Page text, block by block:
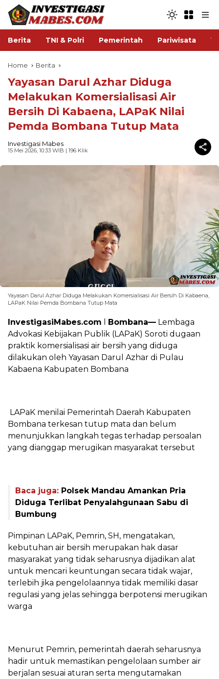
Berita TNI & Polri Pemerintah Pariwisata
Home Berita
Yayasan Darul Azhar Diduga
Melakukan Komersialisasi Air
Bersih Di Kabaena, LAPaK Nilai
Pemda Bombana Tutup Mata
Investigasi Mabes
15 Mei 2026, 10:33 WIB | 196 Klik
Yayasan Darul Azhar Diduga Melakukan Komersialisasi Air Bersih Di Kabaena,
LAPaK Nilai Pemda Bombana Tutup Mata
InvestigasiMabes.com Bombana— Lembaga
Advokasi Kebijakan Publik (LAPaK) Soroti dugaan
praktik komersialisasi air bersih yang diduga
dilakukan oleh Yayasan Darul Azhar di Pulau
Kabaena Kabupaten Bombana
‎ LAPaK menilai Pemerintah Daerah Kabupaten
Bombana terkesan tutup mata dan belum
menunjukkan langkah tegas terhadap persoalan
yang dianggap merugikan masyarakat tersebut
Baca juga: Polsek Mandau Amankan Pria
Diduga Terlibat Penyalahgunaan Sabu di
Bumbung
‎Pimpinan LAPaK, Pemrin, SH, mengatakan,
kebutuhan air bersih merupakan hak dasar
masyarakat yang tidak seharusnya dijadikan alat
untuk mencari keuntungan secara tidak wajar,
terlebih jika pengelolaannya tidak memiliki dasar
regulasi yang jelas sehingga berpotensi merugikan
warga
‎Menurut Pemrin, pemerintah daerah seharusnya
hadir untuk memastikan pengelolaan sumber air
berjalan sesuai aturan serta mengutamakan